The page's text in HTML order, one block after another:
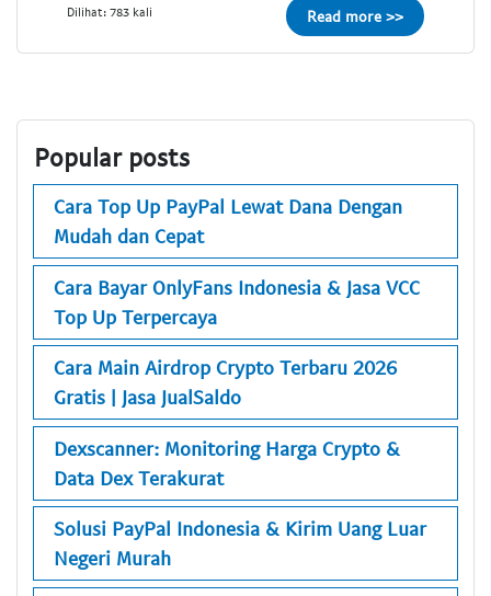
Dilihat: 783 kali Read more >>
Popular posts
Cara Top Up PayPal Lewat Dana Dengan
Mudah dan Cepat
Cara Bayar OnlyFans Indonesia & Jasa VCC
Top Up Terpercaya
Cara Main Airdrop Crypto Terbaru 2026
Gratis | Jasa JualSaldo
Dexscanner: Monitoring Harga Crypto &
Data Dex Terakurat
Solusi PayPal Indonesia & Kirim Uang Luar
Negeri Murah